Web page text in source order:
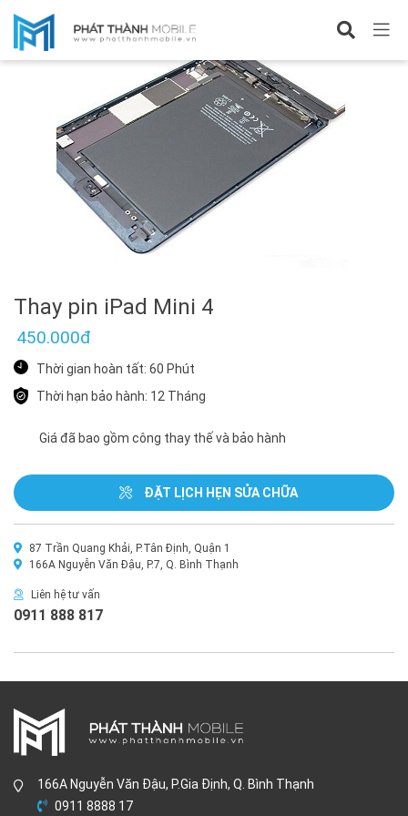
Sửa iPad mini 4
Thay pin iPad Mini 4
450.000đ
Thời gian hoàn tất: 60 Phút
Thời hạn bảo hành: 12 Tháng
Giá đã bao gồm công thay thế và bảo hành
ĐẶT LỊCH HẸN SỬA CHỮA
87 Trần Quang Khải, P.Tân Định, Quận 1
166A Nguyễn Văn Đậu, P.7, Q. Bình Thạnh
Liên hệ tư vấn
0911 888 817
166A Nguyễn Văn Đậu, P.Gia Định, Q. Bình Thạnh
0911 8888 17